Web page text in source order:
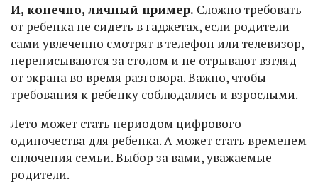
И, конечно, личный пример. Сложно требовать
от ребенка не сидеть в гаджетах, если родители
сами увлеченно смотрят в телефон или телевизор,
переписываются за столом и не отрывают взгляд
от экрана во время разговора. Важно, чтобы
требования к ребенку соблюдались и взрослыми.
Лето может стать периодом цифрового
одиночества для ребенка. А может стать временем
сплочения семьи. Выбор за вами, уважаемые
родители.